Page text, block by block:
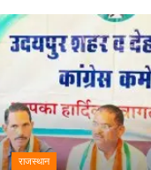
राजस्थान